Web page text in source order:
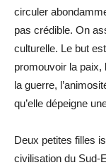
circuler
pas crédible. On
culturelle. Le but
promouvoir la paix,
la guerre,
qu’elle dépeigne
Deux petites filles
civilisation du Sud-